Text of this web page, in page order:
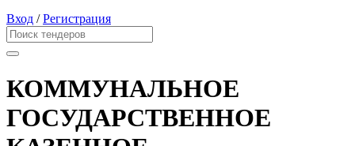
Вход /Регистрация
КОММУНАЛЬНОЕ
ГОСУДАРСТВЕННОЕ